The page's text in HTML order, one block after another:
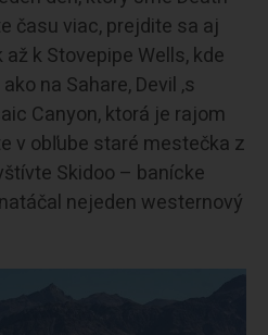
času viac, prejdite sa aj
k Stovepipe Wells, kde
na Sahare, Devil ‚s
Canyon, ktorá je rajom
v obľube staré mestečka z
Skidoo – banícke
nejeden westernový